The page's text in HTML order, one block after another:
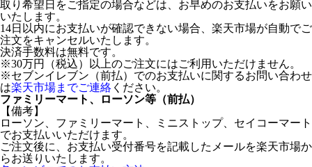
取り希望日をご指定の場合などは、お早めのお支払いをお願い
いたします。
14日以内にお支払いが確認できない場合、楽天市場が自動でご
注文をキャンセルいたします。
決済手数料は無料です。
※30万円（税込）以上のご注文にはご利用いただけません。
※セブンイレブン（前払）でのお支払いに関するお問い合わせ
は楽天市場までご連絡 ください。
ファミリーマート、ローソン等（前払）
【備考】
ローソン、ファミリーマート、ミニストップ、セイコーマート
でお支払いいただけます。
ご注文後に、お支払い受付番号を記載したメールを楽天市場か
らお送りいたします。